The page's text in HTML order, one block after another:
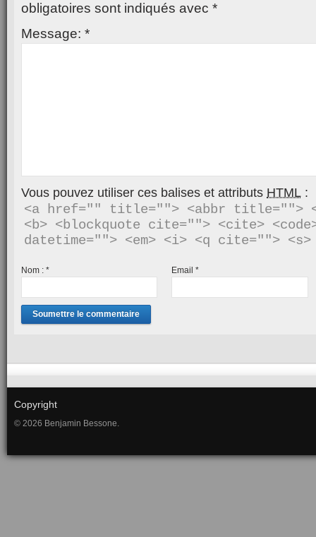
obligatoires sont indiqués avec *
Message: *
Vous pouvez utiliser ces balises et attributs HTML :
<a href="" title=""> <abbr title="">
<b> <blockquote cite=""> <cite>
Nom : * Email*
Copyright
© 2026 Benjamin Bessone.